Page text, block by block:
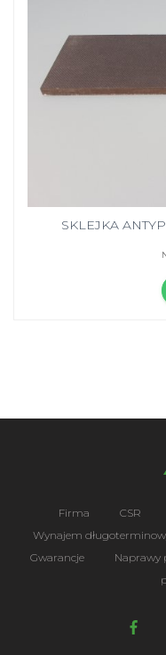
SKLEJKA
Firma CSR
Wynajem
Gwarancje
Naprawy